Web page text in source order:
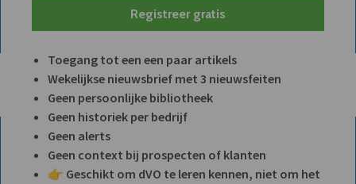
Registreer gratis
Toegang tot een een paar artikels
Wekelijkse nieuwsbrief met 3 nieuwsfeiten
Geen persoonlijke bibliotheek
Geen historiek per bedrijf
Geen alerts
Geen context bij prospecten of klanten
👉 Geschikt om dVO te leren kennen, niet om het